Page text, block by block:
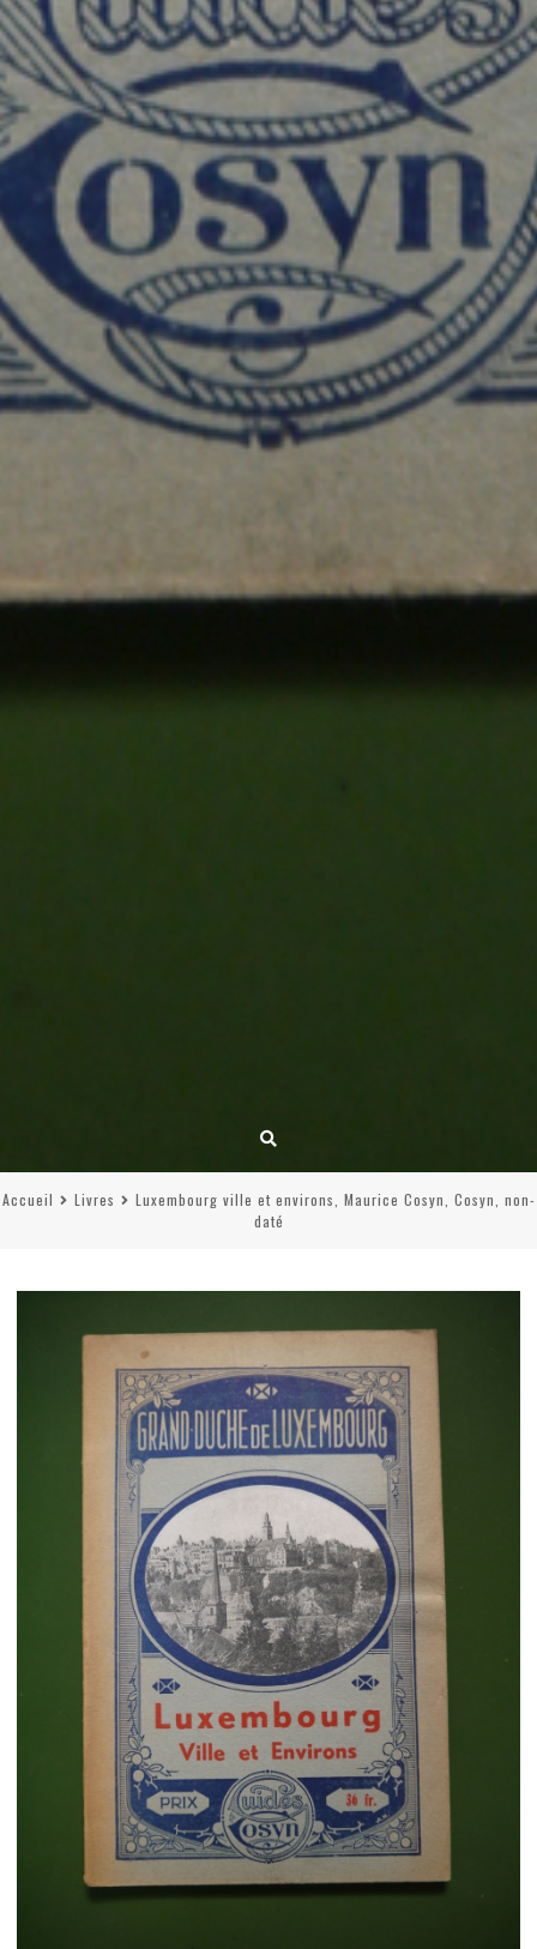
Accueil Livres
Luxembourg ville et environs, Maurice Cosyn, Cosyn, non-
daté